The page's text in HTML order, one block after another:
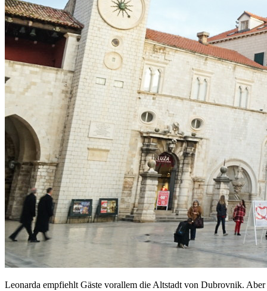
Leonarda empfiehlt Gäste vorallem die Altstadt von Dubrovnik.